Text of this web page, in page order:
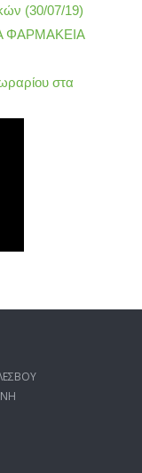
(30/07/19)
ΦΑΡΜΑΚΕΙΑ
στα